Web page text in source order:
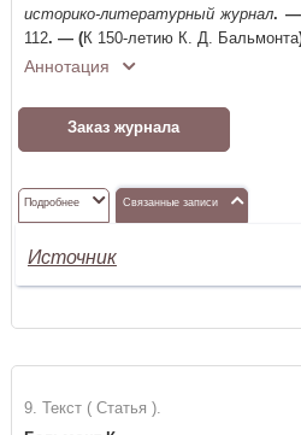
историко-литературный журнал. —
112. — (К 150-летию К. Д. Бальмонта
Аннотация
Заказ журнала
Подробнее Связанные записи
Источник
9. Текст ( Статья ).